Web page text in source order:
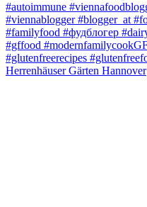
Herrenhäuser Gärten Hannover